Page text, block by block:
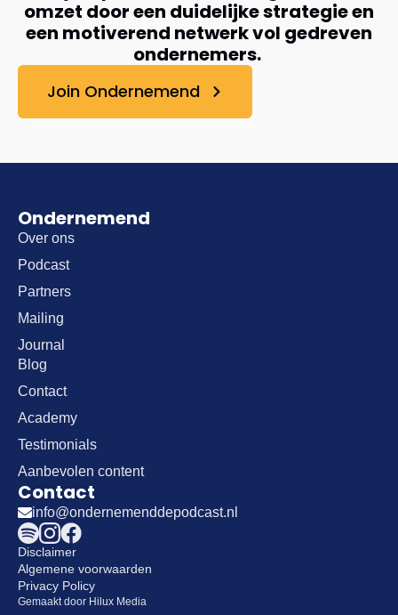
omzet door een duidelijke strategie en
een motiverend netwerk vol gedreven
ondernemers.
Join Ondernemend
Ondernemend
Over ons
Podcast
Partners
Mailing
Journal
Blog
Contact
Academy
Testimonials
Aanbevolen content
Contact
info@ondernemenddepodcast.nl
Disclaimer
Algemene voorwaarden
Privacy Policy
Gemaakt door Hilux Media